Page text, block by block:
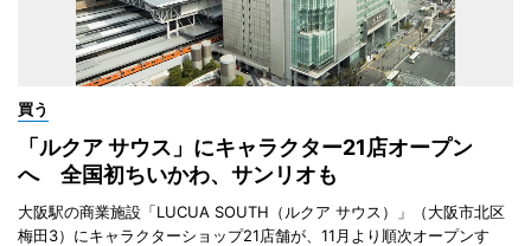
買う
「ルクア サウス」にキャラクター21店オープン
へ 全国初ちいかわ、サンリオも
大阪駅の商業施設「LUCUA SOUTH（ルクア サウス）」（大阪市北区
梅田3）にキャラクターショップ21店舗が、11月より順次オープンす